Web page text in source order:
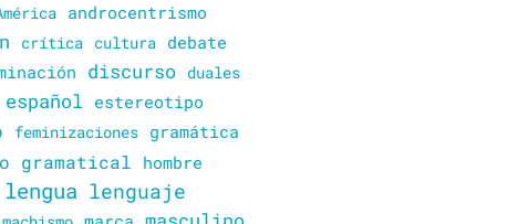
androcentrismo
crítica cultura debate
discurso duales
español estereotipo
feminizaciones gramática
gramatical hombre
lengua lenguaje